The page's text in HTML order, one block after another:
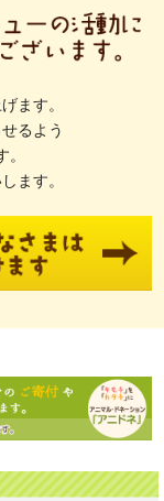
ます。
るよう
ます。